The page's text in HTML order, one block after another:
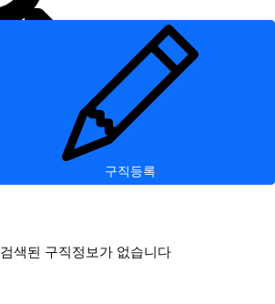
구직등록
검색된 구직정보가 없습니다